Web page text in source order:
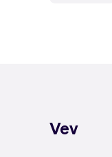
Vev